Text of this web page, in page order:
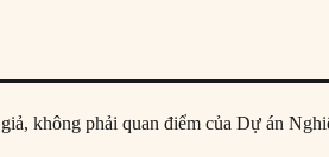
không phải quan điểm của Dự án